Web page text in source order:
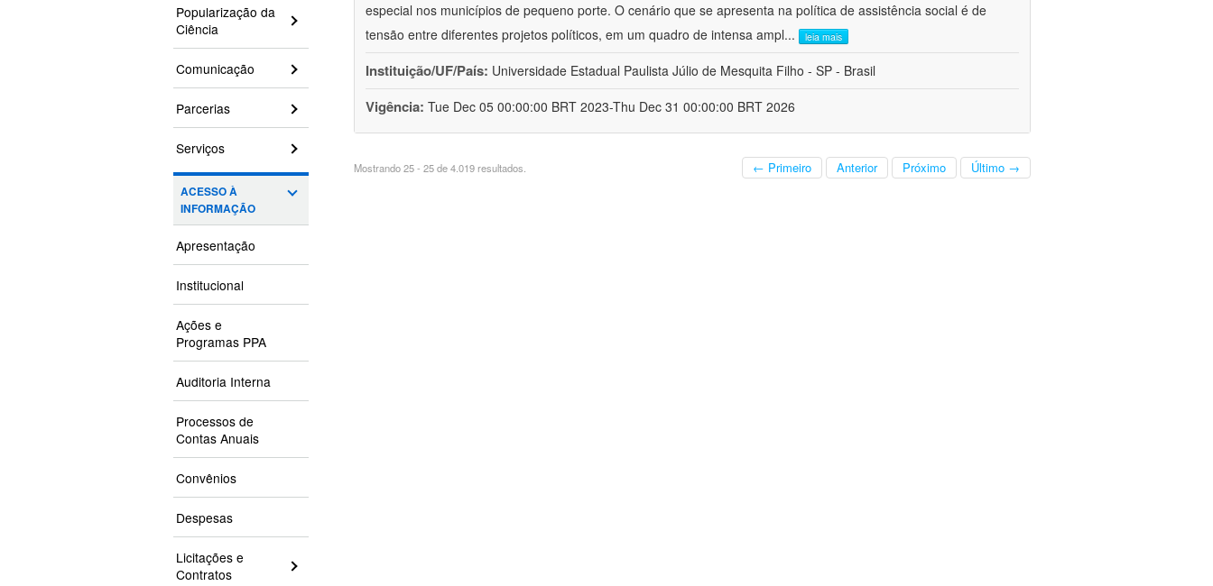
Popularização da
Ciência
Comunicação
Parcerias
Serviços
ACESSO À
INFORMAÇÃO
Apresentação
Institucional
Ações e
Programas PPA
Auditoria Interna
Processos de
Contas Anuais
Convênios
Despesas
Licitações e
Contratos
especial nos municípios de pequeno porte. O cenário que se apresenta na política de assistência social é de
tensão entre diferentes projetos políticos, em um quadro de intensa ampl... leia mais
Instituição/UF/País: Universidade Estadual Paulista Júlio de Mesquita Filho - SP - Brasil
Vigência: Tue Dec 05 00:00:00 BRT 2023-Thu Dec 31 00:00:00 BRT 2026
Mostrando 25 - 25 de 4.019 resultados. ← Primeiro Anterior Próximo Último →